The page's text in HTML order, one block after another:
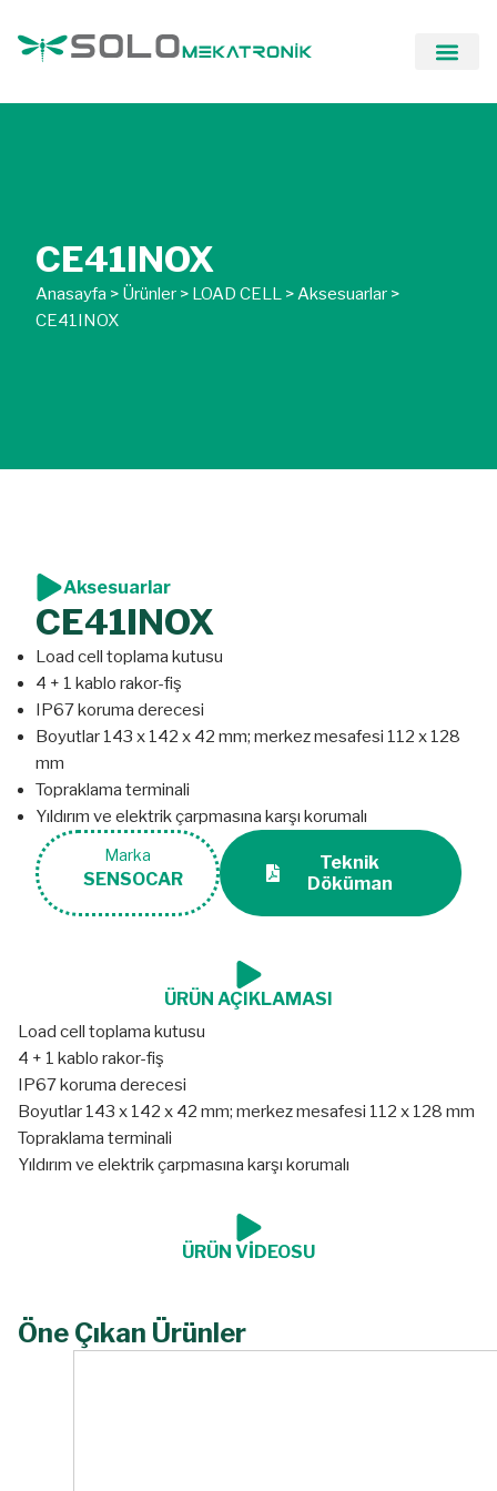
CE41INOX
Anasayfa > Ürünler > LOAD CELL >Aksesuarlar >
CE41INOX
Aksesuarlar
CE41INOX
Load cell toplama kutusu
4 + 1 kablo rakor-fiş
IP67 koruma derecesi
Boyutlar 143 x 142 x 42 mm; merkez mesafesi 112 x 128
mm
Topraklama terminali
Yıldırım ve elektrik çarpmasına karşı korumalı
Marka
SENSOCAR
Teknik
Döküman
ÜRÜN AÇIKLAMASI
Load cell toplama kutusu
4 + 1 kablo rakor-fiş
IP67 koruma derecesi
Boyutlar 143 x 142 x 42 mm; merkez mesafesi 112 x 128 mm
Topraklama terminali
Yıldırım ve elektrik çarpmasına karşı korumalı
ÜRÜN VİDEOSU
Öne Çıkan Ürünler